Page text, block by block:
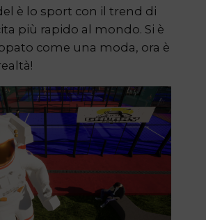
è lo sport con il trend di
più rapido al mondo. Si è
come una moda, ora è